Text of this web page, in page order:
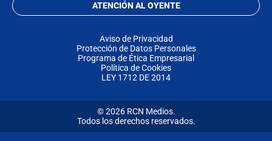
ATENCIÓN AL OYENTE
Aviso de Privacidad
Protección de Datos Personales
Programa de Ética Empresarial
Política de Cookies
LEY 1712 DE 2014
© 2026 RCN Medios.
Todos los derechos reservados.